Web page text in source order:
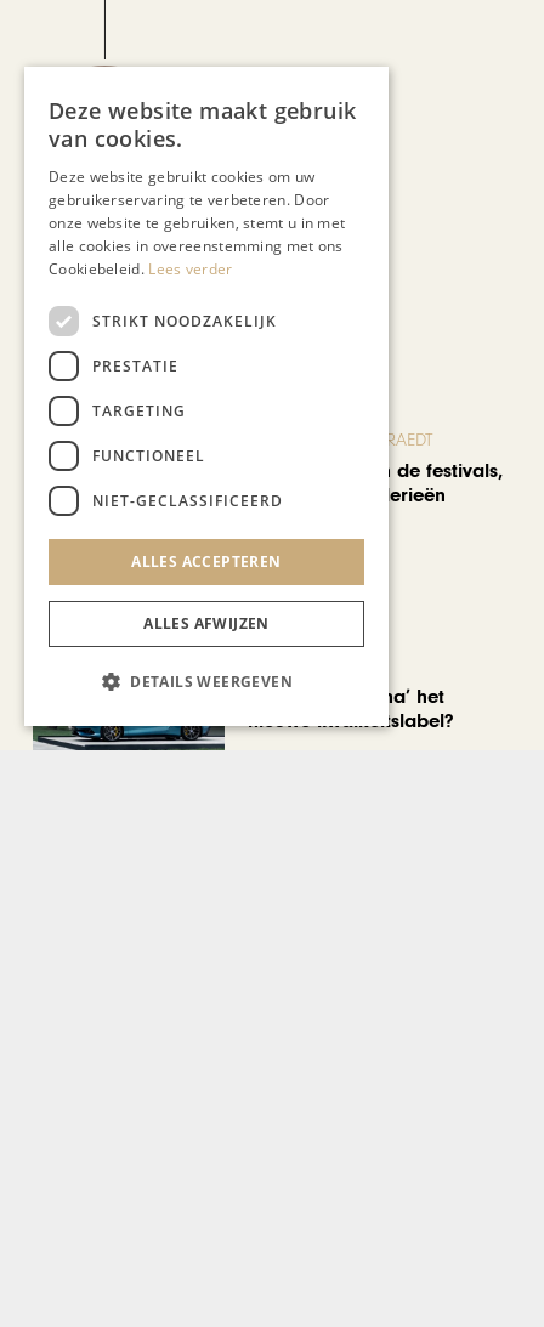
Jo Cortenraedt
Recent nieuws
BLOG JO CORTENRAEDT
We verzuipen in de festivals,
feesten en braderieën
Is ‘Made in China’ het
nieuwe kwaliteitslabel?
Deze website maakt gebruik
van cookies.
Deze website gebruikt cookies om uw
gebruikerservaring te verbeteren. Door
onze website te gebruiken, stemt u in met
alle cookies in overeenstemming met ons
Cookiebeleid. Lees verder
STRIKT NOODZAKELIJK
PRESTATIE
TARGETING
FUNCTIONEEL
NIET-GECLASSIFICEERD
ALLES ACCEPTEREN
ALLES AFWIJZEN
DETAILS WEERGEVEN